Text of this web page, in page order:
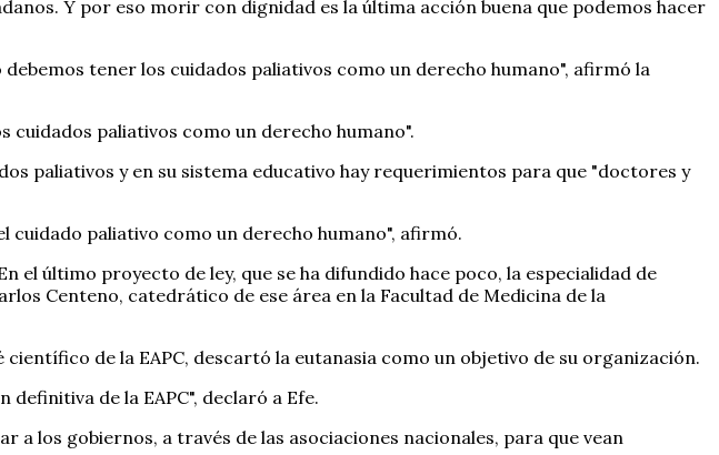
Y por eso morir con dignidad es la última acción buena que podemos hacer
tener los cuidados paliativos como un derecho humano", afirmó la
cuidados paliativos como un derecho humano".
paliativos y en su sistema educativo hay requerimientos para que "doctores y
cuidado paliativo como un derecho humano", afirmó.
el último proyecto de ley, que se ha difundido hace poco, la especialidad de
Centeno, catedrático de ese área en la Facultad de Medicina de la
de la EAPC, descartó la eutanasia como un objetivo de su organización.
de la EAPC", declaró a Efe.
los gobiernos, a través de las asociaciones nacionales, para que vean